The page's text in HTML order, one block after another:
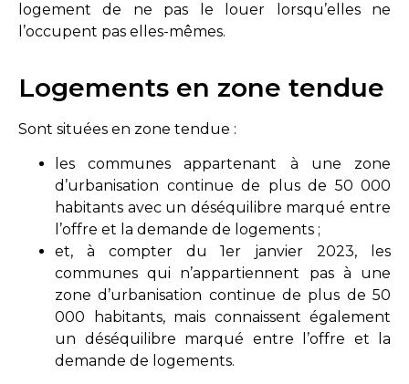
logement de ne pas le louer lorsqu’elles ne
l’occupent pas elles-mêmes.
Logements en zone tendue
Sont situées en zone tendue :
les communes appartenant à une zone
d’urbanisation continue de plus de 50 000
habitants avec un déséquilibre marqué entre
l’offre et la demande de logements ;
et, à compter du 1er janvier 2023, les
communes qui n’appartiennent pas à une
zone d’urbanisation continue de plus de 50
000 habitants, mais connaissent également
un déséquilibre marqué entre l’offre et la
demande de logements.